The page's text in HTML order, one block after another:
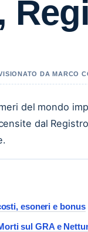
DA MARCO
del mondo
dal
esoneri e bonus
sul GRA e